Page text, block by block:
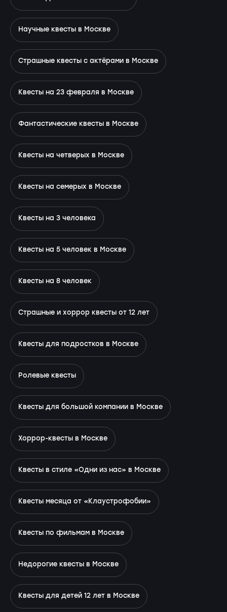
Научные квесты в Москве
Страшные квесты с актёрами в Москве
Квесты на 23 февраля в Москве
Фантастические квесты в Москве
Квесты на четверых в Москве
Квесты на семерых в Москве
Квесты на 3 человека
Квесты на 5 человек в Москве
Квесты на 8 человек
Страшные и хоррор квесты от 12 лет
Квесты для подростков в Москве
Ролевые квесты
Квесты для большой компании в Москве
Хоррор-квесты в Москве
Квесты в стиле «Одни из нас» в Москве
Квесты месяца от «Клаустрофобии»
Квесты по фильмам в Москве
Недорогие квесты в Москве
Квесты для детей 12 лет в Москве